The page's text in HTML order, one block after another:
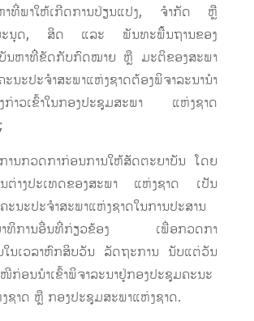
າທີ່ພາໃຫ້ເກີດການປ່ຽນແປງ, ຈຳກັດ ຫຼື
ະນຸດ, ສິດ ແລະ ພັນທະພື້ນຖານຂອງ
ນຫາທີ່ຂັດກັບກົດໝາຍ ຫຼື ມະຕິຂອງສະພາ
ນະປະຈຳສະພາແຫ່ງຊາດຕ້ອງພິຈາລະນານຳ
ກ່າວເຂົ້າໃນກອງປະຊຸມສະພາ ແຫ່ງຊາດ
າກ່ອນການໃຫ້ສັດຕະຍາບັນ ໂດຍ
ນຕ່າງປະເທດຂອງສະພາ ແຫ່ງຊາດ ເປັນ
ະນະປະຈຳສະພາແຫ່ງຊາດໃນການປະສານ
າທິການອື່ນທີ່ກ່ຽວຂ້ອງ ເພື່ອກວດກາ
ໃນເວລາຫົກສິບວັນ ລັດຖະການ ນັບແຕ່ວັນ
ກ່ອນນຳເຂົ້າພິຈາລະນາຢູ່ກອງປະຊຸມຄະນະ
ຊາດ ຫຼື ກອງປະຊຸມສະພາແຫ່ງຊາດ.